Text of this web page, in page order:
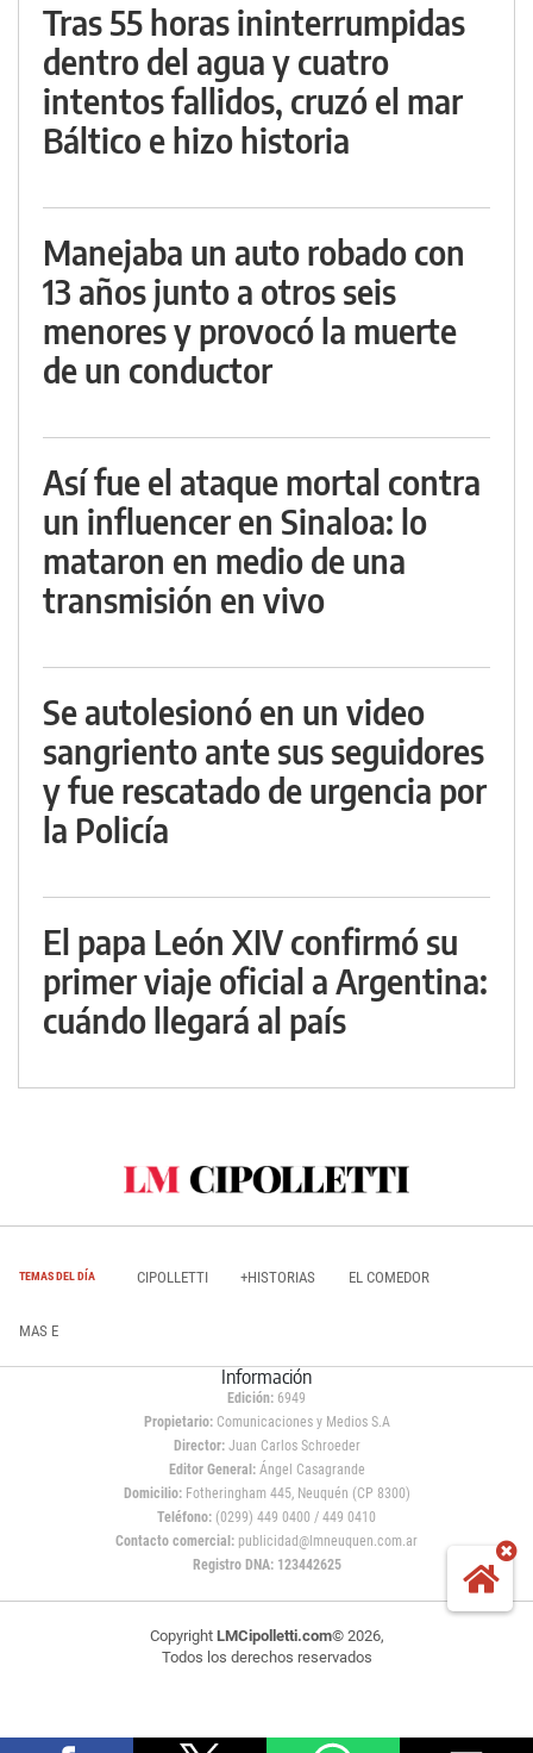
Tras 55 horas ininterrumpidas
dentro del agua y cuatro
intentos fallidos, cruzó el mar
Báltico e hizo historia
Manejaba un auto robado con
13 años junto a otros seis
menores y provocó la muerte
de un conductor
Así fue el ataque mortal contra
un influencer en Sinaloa: lo
mataron en medio de una
transmisión en vivo
Se autolesionó en un video
sangriento ante sus seguidores
y fue rescatado de urgencia por
la Policía
El papa León XIV confirmó su
primer viaje oficial a Argentina:
cuándo llegará al país
TEMAS DEL DÍA CIPOLLETTI +HISTORIAS EL COMEDOR
MAS E
Información
Edición: 6949
Propietario:Comunicaciones y Medios S.A
Director: Juan Carlos Schroeder
Editor General:Ángel Casagrande
Domicilio:Fotheringham 445, Neuquén (CP 8300)
Teléfono: (0299) 449 0400 / 449 0410
Contacto comercial: publicidad@lmneuquen.com.ar
Registro DNA: 123442625
Copyright LMCipolletti.com© 2026,
Todos los derechos reservados